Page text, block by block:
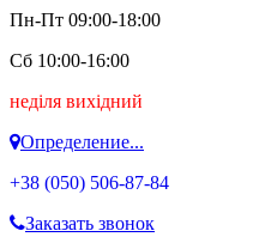
Пн-Пт 09:00-18:00
Сб 10:00-16:00
неділя вихідний
Определение...
+38 (050) 506-87-84
Заказать звонок